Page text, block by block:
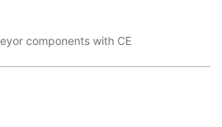
components with CE